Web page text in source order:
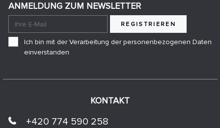
KONTAKT
+420 774 590 258
ANMELDUNG ZUM NEWSLETTER
REGISTRIEREN
Ich bin mit der Verarbeitung der personenbezogenen Daten
einverstanden